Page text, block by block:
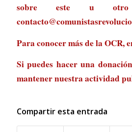
sobre este u
Para conocer más de la OCR,
Si puedes hacer una
mantener nuestra actividad
Compartir esta entrada